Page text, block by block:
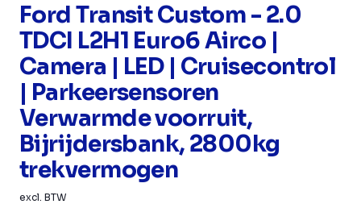
Ford Transit Custom - 2.0
TDCI L2H1 Euro6 Airco |
Camera | LED | Cruisecontrol
| Parkeersensoren
Verwarmde voorruit,
Bijrijdersbank, 2800kg
trekvermogen
excl. BTW